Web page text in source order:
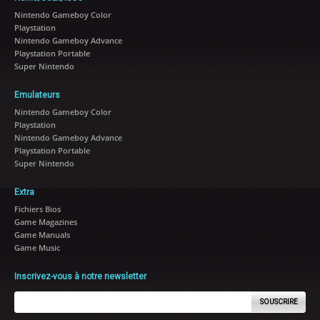
Nintendo Gameboy Color
Playstation
Nintendo Gameboy Advance
Playstation Portable
Super Nintendo
Emulateurs
Nintendo Gameboy Color
Playstation
Nintendo Gameboy Advance
Playstation Portable
Super Nintendo
Extra
Fichiers Bios
Game Magazines
Game Manuals
Game Music
Inscrivez-vous à notre newsletter
SOUSCRIRE